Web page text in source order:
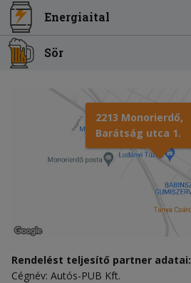
Energiaital
Sör
2213 Monorierdő,
Barátság utca 1.
Rendelést teljesítő partner adatai:
Cégnév: Autós-PUB Kft.